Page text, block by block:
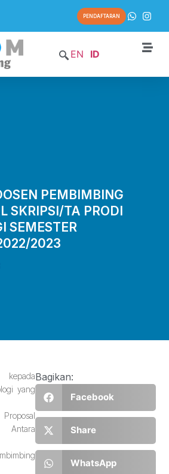
PENDAFTARAN
EN ID
PEMBIMBING
SKRIPSI/TA PRODI
SEMESTER
2023
yang
Bagikan:
Facebook
Share
WhatsApp